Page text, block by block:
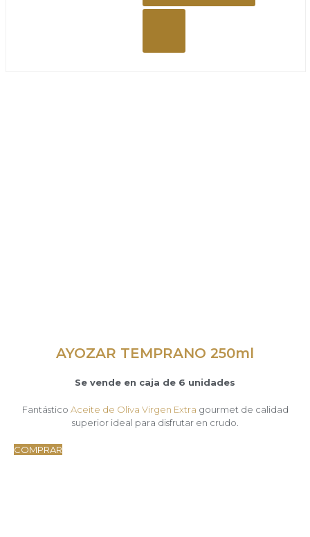
AYOZAR TEMPRANO 250ml
Se vende en caja de 6 unidades
Fantástico Aceite de Oliva Virgen Extra gourmet de calidad
superior ideal para disfrutar en crudo.
COMPRAR